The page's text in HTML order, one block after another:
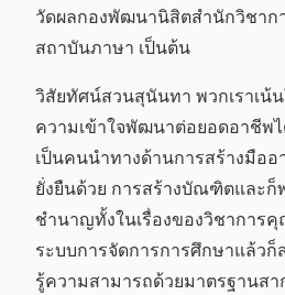
วัดผลกองพัฒนานิสิตสำนักวิชากา
สถาบันภาษา เป็นต้น
วิสัยทัศน์สวนสุนันทา พวกเราเน้
ความเข้าใจพัฒนาต่อยอดอาชีพ
เป็นคนนำทางด้านการสร้างมือ
ยั่งยืนด้วย การสร้างบัณฑิตและ
ชำนาญทั้งในเรื่องของวิชาการ
ระบบการจัดการการศึกษาแล้ว
รู้ความสามารถด้วยมาตรฐานส